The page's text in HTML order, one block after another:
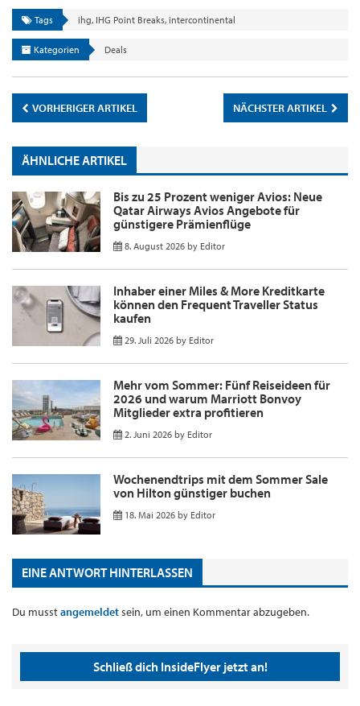
Tags ihg, IHG Point Breaks, intercontinental
Kategorien Deals
VORHERIGER ARTIKEL NÄCHSTER ARTIKEL
ÄHNLICHE ARTIKEL
Bis zu 25 Prozent weniger Avios: Neue
Qatar Airways Avios Angebote für
günstigere Prämienflüge
8. August 2026 by Editor
Inhaber einer Miles & More Kreditkarte
können den Frequent Traveller Status
kaufen
29. Juli 2026 by Editor
Mehr vom Sommer: Fünf Reiseideen für
2026 und warum Marriott Bonvoy
Mitglieder extra profitieren
2. Juni 2026 by Editor
Wochenendtrips mit dem Sommer Sale
von Hilton günstiger buchen
18. Mai 2026 by Editor
EINE ANTWORT HINTERLASSEN
Du musstangemeldetsein, um einen Kommentar abzugeben.
Schließ dich InsideFlyer jetzt an!